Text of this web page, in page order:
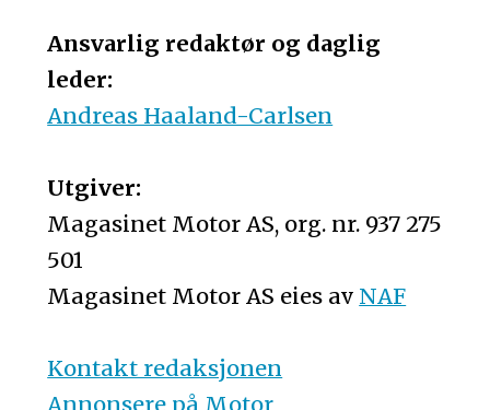
Ansvarlig redaktør og daglig
leder:
Andreas Haaland-Carlsen
Utgiver:
Magasinet Motor AS, org. nr. 937 275
501
Magasinet Motor AS eies av NAF
Kontakt redaksjonen
Annonsere på Motor